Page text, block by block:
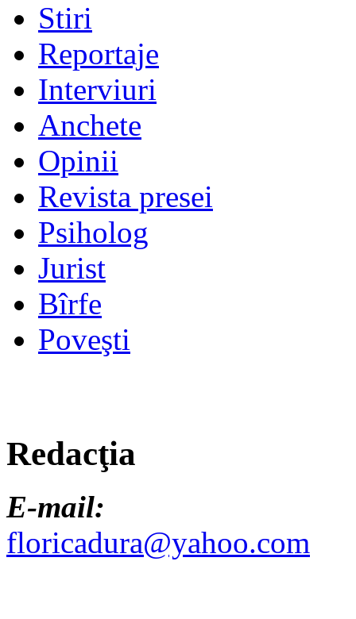
Stiri
Reportaje
Interviuri
Anchete
Opinii
Revista presei
Psiholog
Jurist
Bîrfe
Poveşti
Redacţia
E-mail:
floricadura@yahoo.com